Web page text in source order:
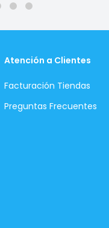
Atención a Clientes
Facturación Tiendas
Preguntas Frecuentes